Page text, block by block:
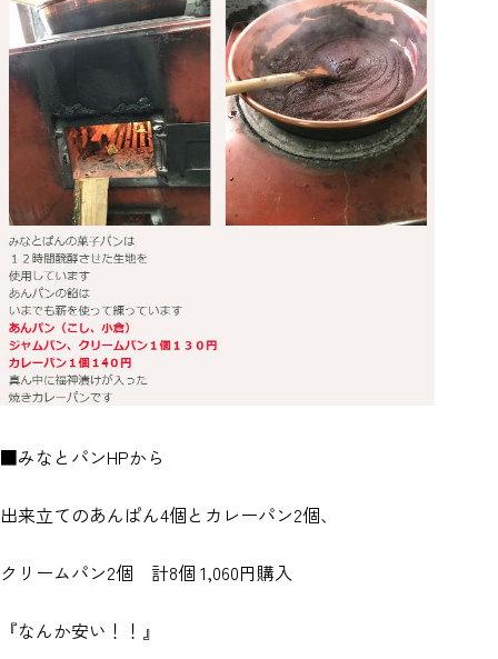
■みなとパンHPから
出来立てのあんぱん4個とカレーパン2個、
クリームパン2個 計8個 1,060円購入
『なんか安い！！』